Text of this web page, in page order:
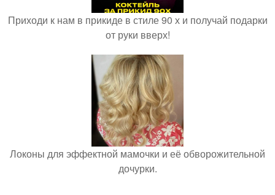
Приходи к нам в прикиде в стиле 90 х и получай подарки
от руки вверх!
Локоны для эффектной мамочки и её обворожительной
дочурки.